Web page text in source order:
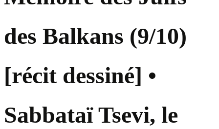
des Balkans (9/10)
[récit dessiné] •
Sabbataï Tsevi, le